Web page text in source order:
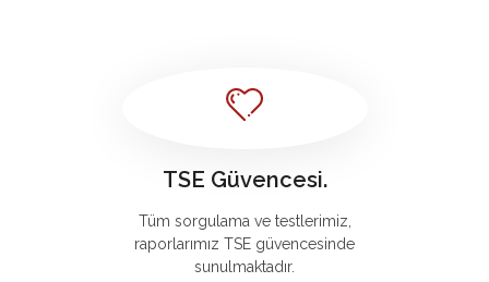
TSE Güvencesi.
Tüm sorgulama ve testlerimiz,
raporlarımız TSE güvencesinde
sunulmaktadır.